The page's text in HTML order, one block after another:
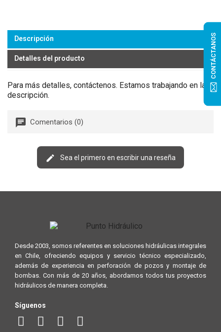
Descripción
Detalles del producto
Para más detalles, contáctenos. Estamos trabajando en la
descripción.
Comentarios (0)
Sea el primero en escribir una reseña
Desde 2003, somos referentes en soluciones hidráulicas integrales
en Chile, ofreciendo equipos y servicio técnico especializado,
además de experiencia en perforación de pozos y montaje de
bombas. Con más de 20 años, abordamos todos tus proyectos
hidráulicos de manera completa.
Síguenos
CONTÁCTANOS